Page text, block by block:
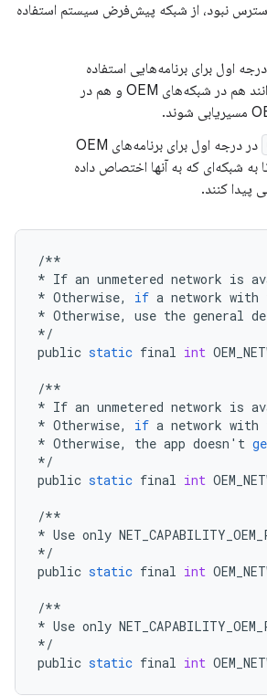
نبود، از شبکه پیش‌فرض سیستم استفاده
اول برای برنامه‌هایی استفاده
می‌شود که می‌توانند هم در شبکه‌های OEM و هم در
در درجه اول برای برنامه‌های OEM
به شبکه‌ای که به آنها اختصاص داده
کنند.
/**
* If an unmetered network is
* Otherwise, if a network with
* Otherwise, use the general
*/
public static final int
/**
* If an unmetered network is
* Otherwise, if a network with
* Otherwise, the app doesn ' t
*/
public static final int
/**
* Use only
*/
public static final int
/**
* Use only
*/
public static final int